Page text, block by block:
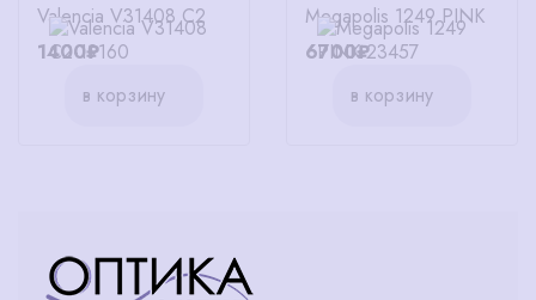
Valencia V31408 C2
1400₽
в корзину
Megapolis 1249 PINK
6700₽
в корзину